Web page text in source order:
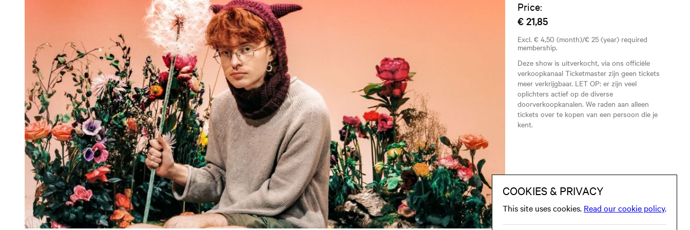
Price:
€ 21,85
Excl. € 4,50 (month)/€ 25 (year) required
membership.
Deze show is uitverkocht, via ons officiële
verkoopkanaal Ticketmaster zijn geen tickets
meer verkrijgbaar. LET OP: er zijn veel
oplichters actief op de diverse
doorverkoopkanalen. We raden aan alleen
tickets over te kopen van een persoon die je
kent.